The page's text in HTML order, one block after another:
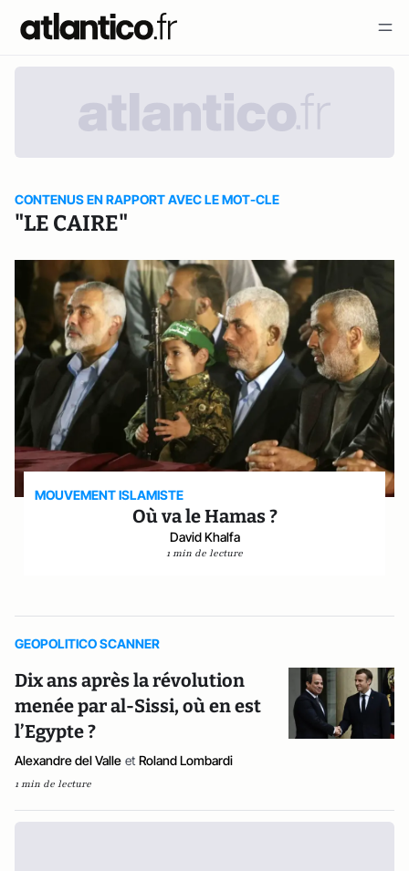
CONTENUS EN RAPPORT AVEC LE MOT-CLE
"LE CAIRE"
MOUVEMENT ISLAMISTE
Où va le Hamas ?
David Khalfa
1 min de lecture
GEOPOLITICO SCANNER
Dix ans après la révolution
menée par al-Sissi, où en est
l’Egypte ?
Alexandre del Valle et Roland Lombardi
1 min de lecture